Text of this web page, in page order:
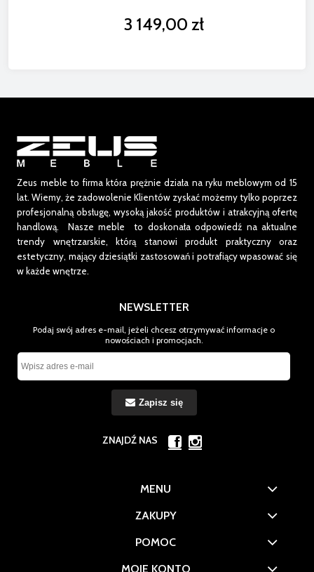
3 149,00 zł
Zeus meble to firma która prężnie działa na ryku meblowym od 15
lat. Wiemy, że zadowolenie Klientów zyskać możemy tylko poprzez
profesjonalną obsługę, wysoką jakość produktów i atrakcyjną ofertę
handlową. Nasze meble to doskonała odpowiedź na aktualne
trendy wnętrzarskie, którą stanowi produkt praktyczny oraz
estetyczny, mający dziesiątki zastosowań i potrafiący wpasować się
w każde wnętrze.
MENU
ZAKUPY
POMOC
MOJE KONTO
NEWSLETTER
Podaj swój adres e-mail, jeżeli chcesz otrzymywać informacje o
nowościach i promocjach.
Zapisz się
ZNAJDŹ NAS